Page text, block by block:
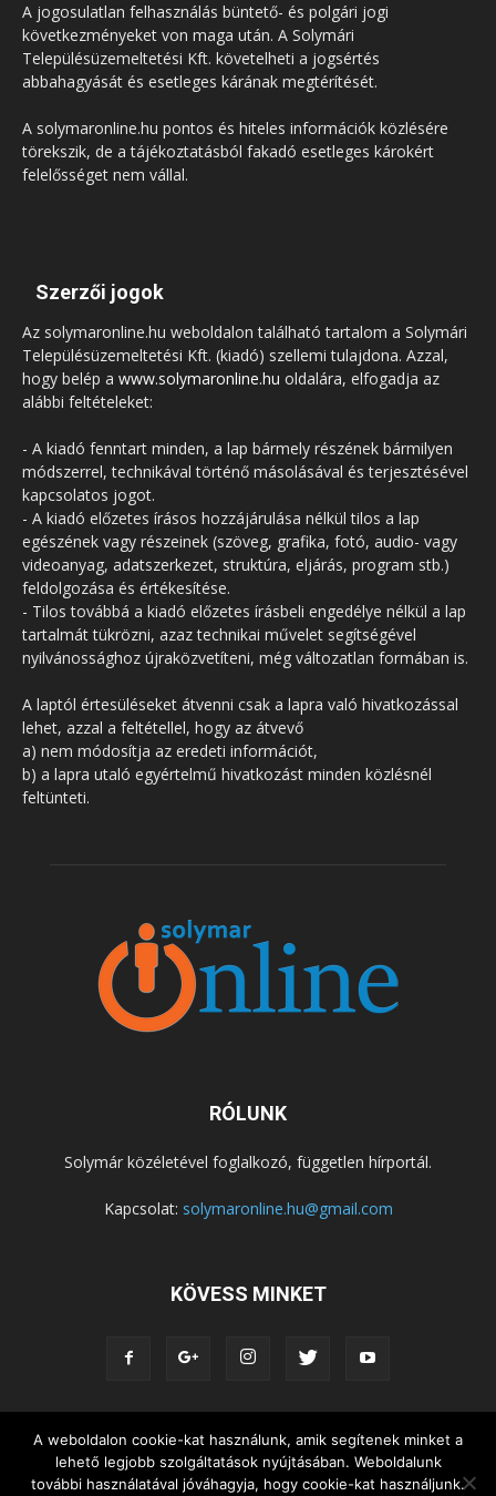
A jogosulatlan felhasználás büntető- és polgári jogi
következményeket von maga után. A Solymári
Településüzemeltetési Kft. követelheti a jogsértés
abbahagyását és esetleges kárának megtérítését.
A solymaronline.hu pontos és hiteles információk közlésére
törekszik, de a tájékoztatásból fakadó esetleges károkért
felelősséget nem vállal.
Szerzői jogok
Az solymaronline.hu weboldalon található tartalom a Solymári
Településüzemeltetési Kft. (kiadó) szellemi tulajdona. Azzal,
hogy belép a www.solymaronline.hu oldalára, elfogadja az
alábbi feltételeket:
- A kiadó fenntart minden, a lap bármely részének bármilyen
módszerrel, technikával történő másolásával és terjesztésével
kapcsolatos jogot.
- A kiadó előzetes írásos hozzájárulása nélkül tilos a lap
egészének vagy részeinek (szöveg, grafika, fotó, audio- vagy
videoanyag, adatszerkezet, struktúra, eljárás, program stb.)
feldolgozása és értékesítése.
- Tilos továbbá a kiadó előzetes írásbeli engedélye nélkül a lap
tartalmát tükrözni, azaz technikai művelet segítségével
nyilvánossághoz újraközvetíteni, még változatlan formában is.
A laptól értesüléseket átvenni csak a lapra való hivatkozással
lehet, azzal a feltétellel, hogy az átvevő
a) nem módosítja az eredeti információt,
b) a lapra utaló egyértelmű hivatkozást minden közlésnél
feltünteti.
RÓLUNK
Solymár közéletével foglalkozó, független hírportál.
Kapcsolat: solymaronline.hu@gmail.com
KÖVESS MINKET
KÖZÉLET KÖZÖSSÉGEK
SZABADIDŐ
NEMZETISÉG, HELYTÖRTÉNET
RIPORTOK
KÖZÉRDEKŰ INFORMÁCIÓK
A weboldalon cookie-kat használunk, amik segítenek minket a
lehető legjobb szolgáltatások nyújtásában. Weboldalunk
további használatával jóváhagyja, hogy cookie-kat használjunk.